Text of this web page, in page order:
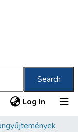
Search
Log In (current)